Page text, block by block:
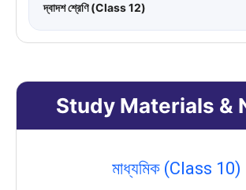
দ্বাদশ শ্রেণি (Class 12)
Study Materials &
মাধ্যমিক (Class 10)